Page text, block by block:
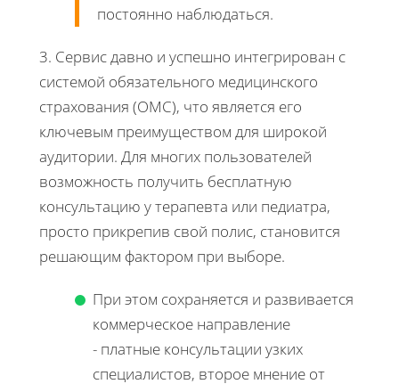
постоянно наблюдаться.
3. Сервис давно и успешно интегрирован с
системой обязательного медицинского
страхования (ОМС), что является его
ключевым преимуществом для широкой
аудитории. Для многих пользователей
возможность получить бесплатную
консультацию у терапевта или педиатра,
просто прикрепив свой полис, становится
решающим фактором при выборе.
При этом сохраняется и развивается
коммерческое направление
- платные консультации узких
специалистов, второе мнение от